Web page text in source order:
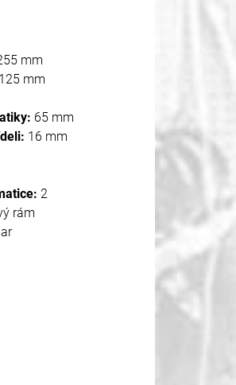
mm
125 mm
65 mm
16 mm
2
rám